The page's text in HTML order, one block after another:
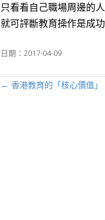
只看看自己職場周邊的
就可評斷教育操作是成
日期： 2017-04-09
文章導航列
← 香港教育的「核心價值」